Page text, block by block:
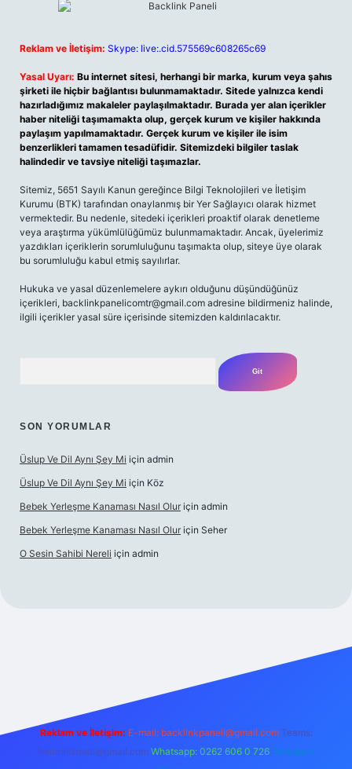
Reklam ve İletişim: Skype: live:.cid.575569c608265c69
Yasal Uyarı: Bu internet sitesi, herhangi bir marka, kurum veya şahıs
şirketi ile hiçbir bağlantısı bulunmamaktadır. Sitede yalnızca kendi
hazırladığımız makaleler paylaşılmaktadır. Burada yer alan içerikler
haber niteliği taşımamakta olup, gerçek kurum ve kişiler hakkında
paylaşım yapılmamaktadır. Gerçek kurum ve kişiler ile isim
benzerlikleri tamamen tesadüfidir. Sitemizdeki bilgiler taslak
halindedir ve tavsiye niteliği taşımazlar.
Sitemiz, 5651 Sayılı Kanun gereğince Bilgi Teknolojileri ve İletişim
Kurumu (BTK) tarafından onaylanmış bir Yer Sağlayıcı olarak hizmet
vermektedir. Bu nedenle, sitedeki içerikleri proaktif olarak denetleme
veya araştırma yükümlülüğümüz bulunmamaktadır. Ancak, üyelerimiz
yazdıkları içeriklerin sorumluluğunu taşımakta olup, siteye üye olarak
bu sorumluluğu kabul etmiş sayılırlar.
Hukuka ve yasal düzenlemelere aykırı olduğunu düşündüğünüz
içerikleri, backlinkpanelicomtr@gmail.com adresine bildirmeniz halinde,
ilgili içerikler yasal süre içerisinde sitemizden kaldırılacaktır.
SON YORUMLAR
Üslup Ve Dil Aynı Şey Mi için admin
Üslup Ve Dil Aynı Şey Mi için Köz
Bebek Yerleşme Kanaması Nasıl Olur için admin
Bebek Yerleşme Kanaması Nasıl Olur için Seher
O Sesin Sahibi Nereli için admin
Reklam ve İletişim: E-mail: backlinkpaneli@gmail.com Teams:
forumhizmeti@gmail.com Whatsapp: 0262 606 0 726 Telegram: